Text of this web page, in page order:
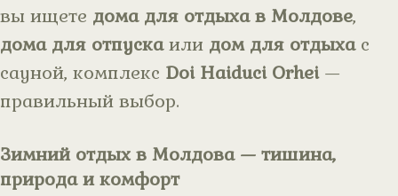
вы ищете дома для отдыха в Молдове,
дома для отпускаили дом для отдыхас
сауной, комплекс Doi Haiduci Orhei—
правильный выбор.
Зимний отдых в Молдова — тишина,
природа и комфорт